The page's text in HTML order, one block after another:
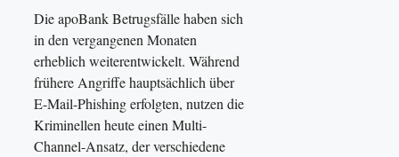
Die apoBank Betrugsfälle haben sich
in den vergangenen Monaten
erheblich weiterentwickelt. Während
frühere Angriffe hauptsächlich über
E-Mail-Phishing erfolgten, nutzen die
Kriminellen heute einen Multi-
Channel-Ansatz, der verschiedene